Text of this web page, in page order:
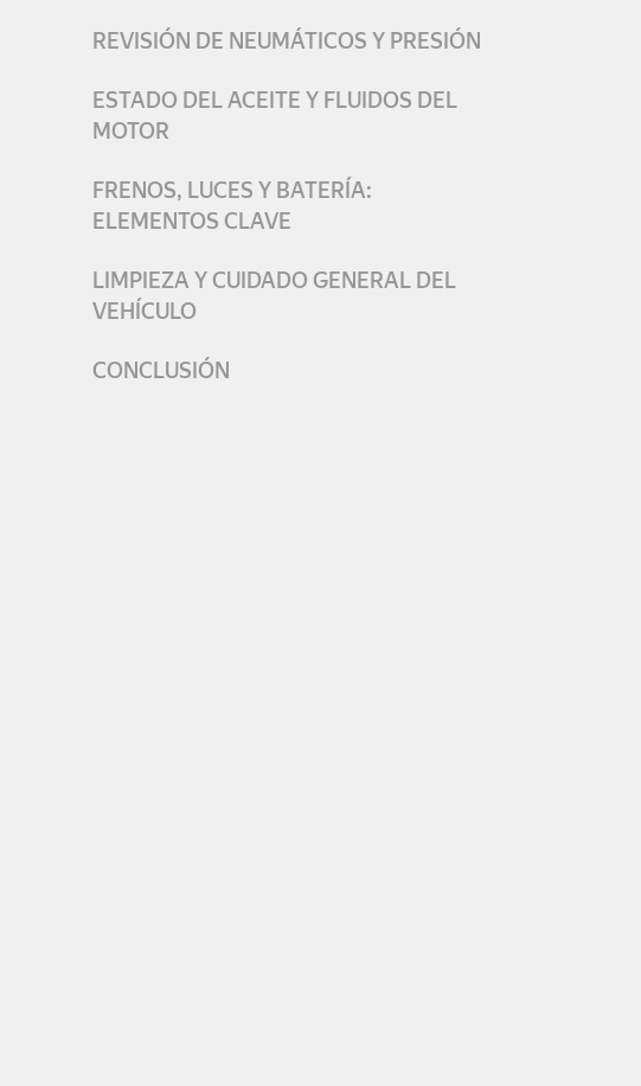
REVISIÓN DE NEUMÁTICOS Y PRESIÓN
ESTADO DEL ACEITE Y FLUIDOS DEL
MOTOR
FRENOS, LUCES Y BATERÍA:
ELEMENTOS CLAVE
LIMPIEZA Y CUIDADO GENERAL DEL
VEHÍCULO
CONCLUSIÓN